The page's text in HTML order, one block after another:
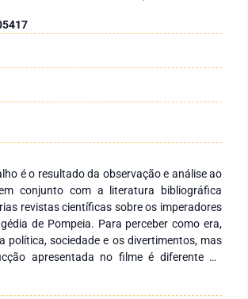
é o resultado da observação e análise ao
conjunto com a literatura bibliográfica
revistas científicas sobre os imperadores
de Pompeia. Para perceber como era,
política, sociedade e os divertimentos, mas
apresentada no filme é diferente da
pela ciência, foram utilizados os dois